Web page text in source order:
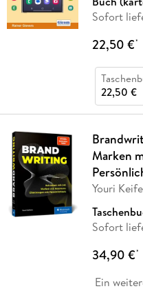
Sofort
22,50 €*
22,50 €
Marken
Youri
Sofort
34,90 €*
Ein